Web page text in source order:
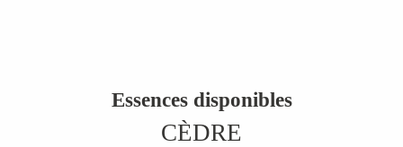
Essences disponibles
CÈDRE